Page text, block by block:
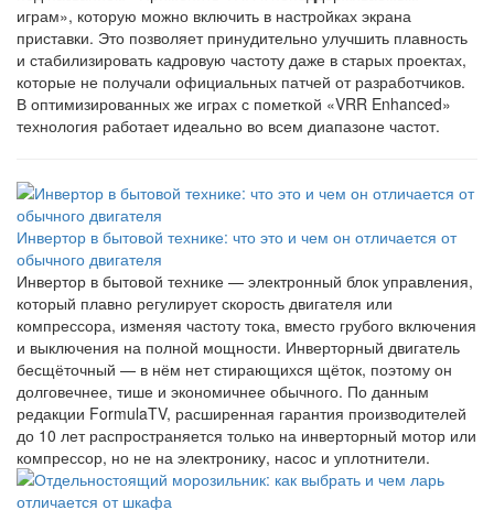
играм», которую можно включить в настройках экрана
приставки. Это позволяет принудительно улучшить плавность
и стабилизировать кадровую частоту даже в старых проектах,
которые не получали официальных патчей от разработчиков.
В оптимизированных же играх с пометкой «VRR Enhanced»
технология работает идеально во всем диапазоне частот.
Инвертор в бытовой технике: что это и чем он отличается от
обычного двигателя
Инвертор в бытовой технике — электронный блок управления,
который плавно регулирует скорость двигателя или
компрессора, изменяя частоту тока, вместо грубого включения
и выключения на полной мощности. Инверторный двигатель
бесщёточный — в нём нет стирающихся щёток, поэтому он
долговечнее, тише и экономичнее обычного. По данным
редакции FormulaTV, расширенная гарантия производителей
до 10 лет распространяется только на инверторный мотор или
компрессор, но не на электронику, насос и уплотнители.